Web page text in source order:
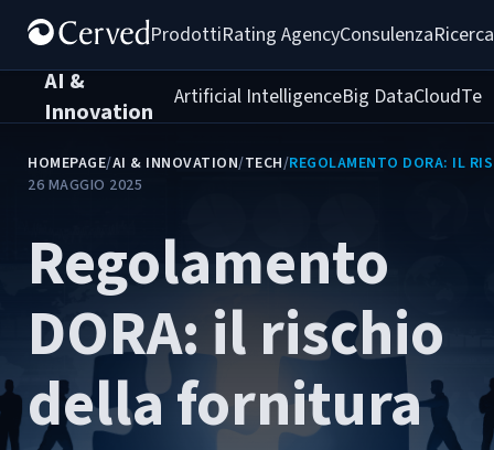
ProdottiRating AgencyConsulenza
AI &
Innovation
Artificial IntelligenceBig DataCloud
HOMEPAGE/AI & INNOVATION/TECH/REGOLAMENTO DORA: IL
26 MAGGIO 2025
Regolamento
DORA: il rischio
della fornitura